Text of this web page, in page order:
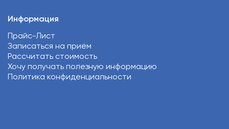
Информация
Прайс-Лист
Записаться на приём
Рассчитать стоимость
Хочу получать полезную информацию
Политика конфиденциальности